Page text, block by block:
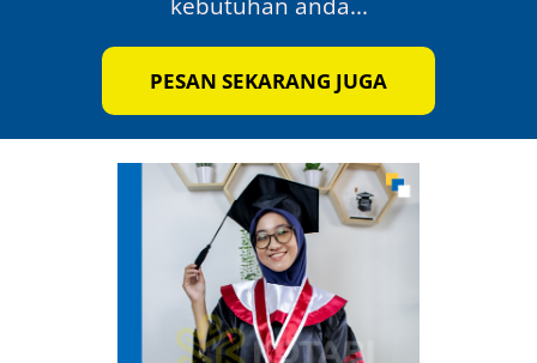
PESAN SEKARANG JUGA